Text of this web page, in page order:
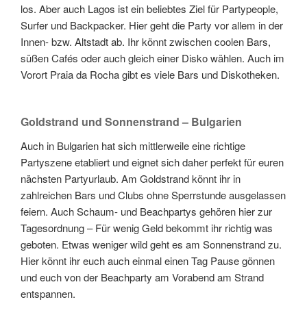
los. Aber auch Lagos ist ein beliebtes Ziel für Partypeople,
Surfer und Backpacker. Hier geht die Party vor allem in der
Innen- bzw. Altstadt ab. Ihr könnt zwischen coolen Bars,
süßen Cafés oder auch gleich einer Disko wählen. Auch im
Vorort Praia da Rocha gibt es viele Bars und Diskotheken.
Goldstrand und Sonnenstrand – Bulgarien
Auch in Bulgarien hat sich mittlerweile eine richtige
Partyszene etabliert und eignet sich daher perfekt für euren
nächsten Partyurlaub. Am Goldstrand könnt ihr in
zahlreichen Bars und Clubs ohne Sperrstunde ausgelassen
feiern. Auch Schaum- und Beachpartys gehören hier zur
Tagesordnung – Für wenig Geld bekommt ihr richtig was
geboten. Etwas weniger wild geht es am Sonnenstrand zu.
Hier könnt ihr euch auch einmal einen Tag Pause gönnen
und euch von der Beachparty am Vorabend am Strand
entspannen.